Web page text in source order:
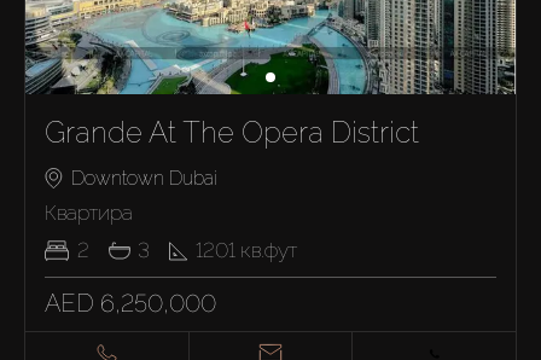
Grande At The Opera District
Downtown Dubai
Квартира
2
3 1201 кв.фут
AED 6,250,000